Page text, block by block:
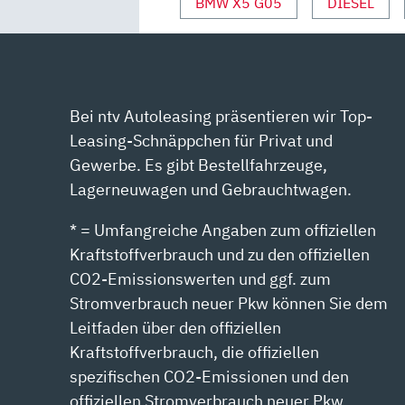
VON
YOUTUBE
Bei ntv Autoleasing präsentieren wir Top-
Leasing-Schnäppchen für Privat und
Gewerbe. Es gibt Bestellfahrzeuge,
Lagerneuwagen und Gebrauchtwagen.
* = Umfangreiche Angaben zum offiziellen
Kraftstoffverbrauch und zu den offiziellen
CO2-Emissionswerten und ggf. zum
Stromverbrauch neuer Pkw können Sie dem
Leitfaden über den offiziellen
Kraftstoffverbrauch, die offiziellen
spezifischen CO2-Emissionen und den
offiziellen Stromverbrauch neuer Pkw